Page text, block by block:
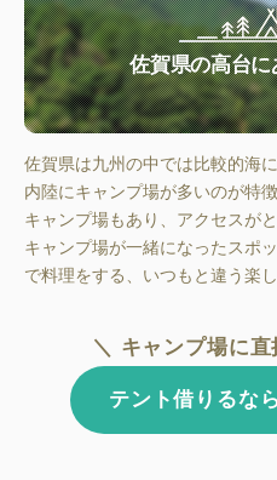
佐賀県の高台
佐賀県は九州の中では比較的海
内陸にキャンプ場が多いのが特
キャンプ場もあり、アクセスが
キャンプ場が一緒になったスポ
で料理をする、いつもと違う楽
＼ キャンプ場に
テント借りるな